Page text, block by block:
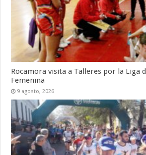
Rocamora visita a Talleres por la Liga
Femenina
9 agosto, 2026